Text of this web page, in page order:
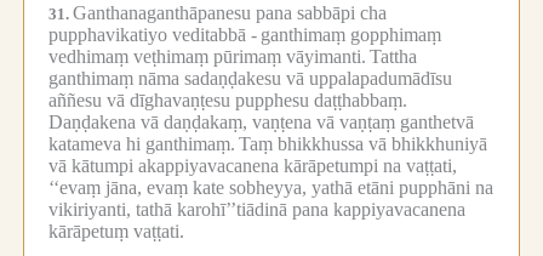
31. Ganthanaganthāpanesu pana sabbāpi cha
pupphavikatiyo veditabbā - ganthimaṃ gopphimaṃ
vedhimaṃ veṭhimaṃ pūrimaṃ vāyimanti. Tattha
ganthimaṃ nāma sadaṇḍakesu vā uppalapadumādīsu
aññesu vā dīghavaṇṭesu pupphesu daṭṭhabbaṃ.
Daṇḍakena vā daṇḍakaṃ, vaṇṭena vā vaṇṭaṃ ganthetvā
katameva hi ganthimaṃ. Taṃ bhikkhussa vā bhikkhuniyā
vā kātumpi akappiyavacanena kārāpetumpi na vaṭṭati,
‘‘evaṃ jāna, evaṃ kate sobheyya, yathā etāni pupphāni na
vikiriyanti, tathā karohī’’tiādinā pana kappiyavacanena
kārāpetuṃ vaṭṭati.